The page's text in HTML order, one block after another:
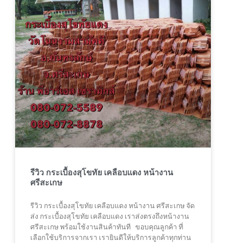
รีวิว กระเบื้องสุโขทัย เคลือบแดง หน้างาน
ศรีสะเกษ
รีวิว กระเบื้องสุโขทัย เคลือบแดง หน้างาน ศรีสะเกษ จัด
ส่ง กระเบื้องสุโขทัย เคลือบแดง เราส่งตรงถึงหน้างาน
ศรีสะเกษ พร้อมใช้งานสินค้าทันที ขอบคุณลูกค้า ที่
เลือกใช้บริการจากเรา เรายินดีให้บริการลูกค้าทุกท่าน